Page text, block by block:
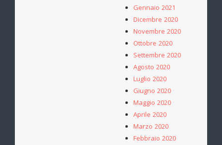
Gennaio 2021
Dicembre 2020
Novembre 2020
Ottobre 2020
Settembre 2020
Agosto 2020
Luglio 2020
Giugno 2020
Maggio 2020
Aprile 2020
Marzo 2020
Febbraio 2020